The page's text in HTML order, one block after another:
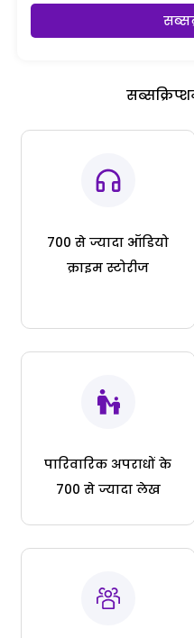
700 से ज्यादा ऑडियो
क्राइम स्टोरीज
पारिवारिक अपराधों के
700 से ज्यादा लेख